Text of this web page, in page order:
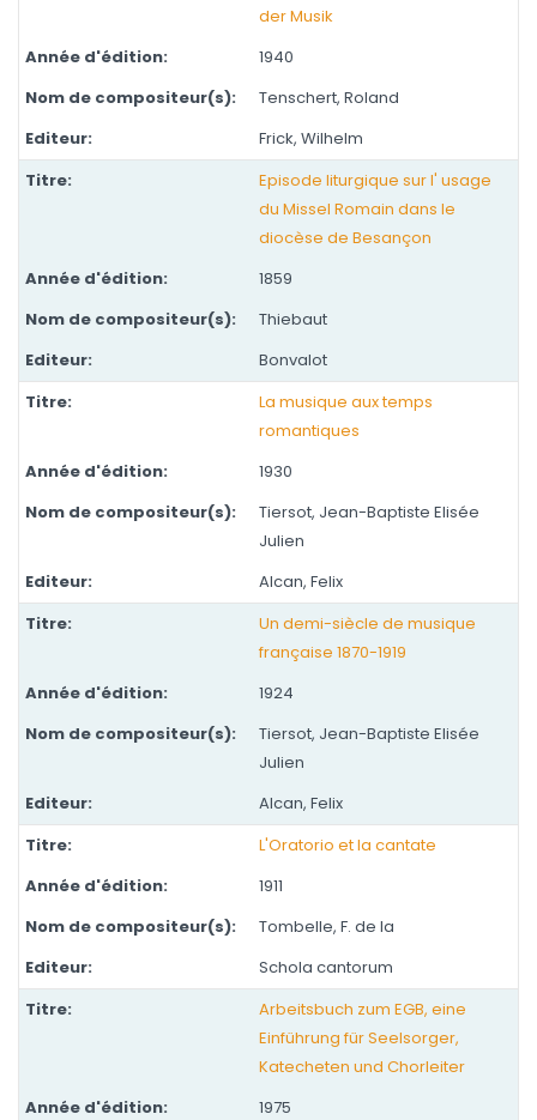
der Musik
1940
Tenschert, Roland
Frick, Wilhelm
Episode liturgique sur l' usage
du Missel Romain dans le
diocèse de Besançon
1859
Thiebaut
Bonvalot
La musique aux temps
romantiques
1930
Tiersot, Jean-Baptiste Elisée
Julien
Alcan, Felix
Un demi-siècle de musique
française 1870-1919
1924
Tiersot, Jean-Baptiste Elisée
Julien
Alcan, Felix
L'Oratorio et la cantate
1911
Tombelle, F. de la
Schola cantorum
Arbeitsbuch zum EGB, eine
Einführung für Seelsorger,
Katecheten und Chorleiter
1975